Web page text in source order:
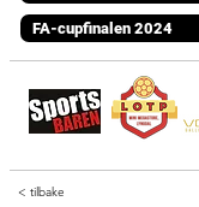
FA-cupfinalen 2024
< tilbake